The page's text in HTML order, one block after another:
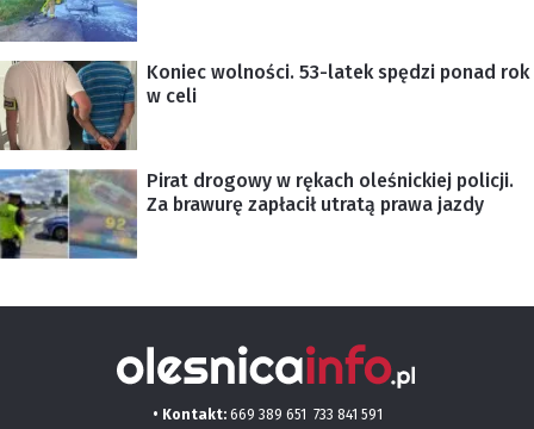
Koniec wolności. 53-latek spędzi ponad rok
w celi
Pirat drogowy w rękach oleśnickiej policji.
Za brawurę zapłacił utratą prawa jazdy
• Kontakt: 669 389 651 733 841 591